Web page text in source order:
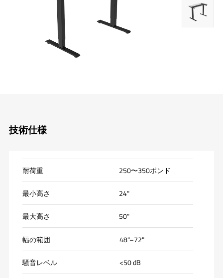
技術仕様
耐荷重 250〜350ポンド
最小高さ 24"
最大高さ 50"
幅の範囲 48"–72"
騒音レベル <50 dB